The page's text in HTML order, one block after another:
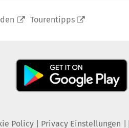
Tourentipps
Policy| Privacy Einstellungen